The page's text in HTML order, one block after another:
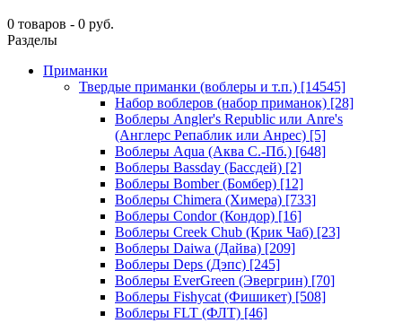
0 товаров - 0 руб.
Разделы
Приманки
Твердые приманки (воблеры и т.п.) [14545]
Набор воблеров (набор приманок) [28]
Воблеры Angler's Republic или Anre's
(Англерс Репаблик или Анрес) [5]
Воблеры Aqua (Аква С.-Пб.) [648]
Воблеры Bassday (Бассдей) [2]
Воблеры Bomber (Бомбер) [12]
Воблеры Chimera (Химера) [733]
Воблеры Condor (Кондор) [16]
Воблеры Creek Chub (Крик Чаб) [23]
Воблеры Daiwa (Дайва) [209]
Воблеры Deps (Дэпс) [245]
Воблеры EverGreen (Эвергрин) [70]
Воблеры Fishycat (Фишикет) [508]
Воблеры FLT (ФЛТ) [46]